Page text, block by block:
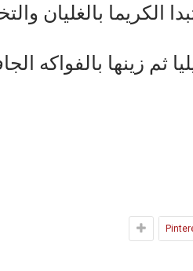
بالغليان
ثم زينها بالفواكه